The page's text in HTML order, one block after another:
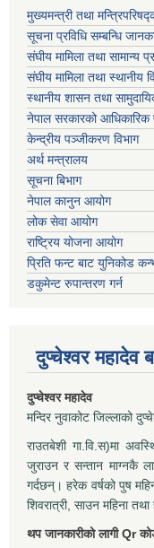
मुख्यमन्त्री तथा
सूचना प्रविधि सम्बन्धि
संघीय मामिला तथा सामान्य
संघीय मामिला तथा स्थानीय
स्थानीय शासन तथा
नेपाल सरकारको आधिकारिक
केन्द्रीय पञ्जीकरण विभाग
अर्थ मन्त्रालय
सूचना बिभाग
नेपाल कानुन आयोग
लोक सेवा आयोग
राष्ट्रिय योजना आयोग
प्रिति फन्ट बाट युनिकोड
डकुमेन्ट रुपान्तरण गर्न
दुप्चेश्वर महादेव
दुप्चेश्वर महादेव
मन्दिर नुवाकोट जिल्लाको
राउतबेशी गा.वि.स)मा
जुराउन र सन्तान माग्नकै
गर्दछन्। हरेक वर्षको पुष
शिवरात्री, साउन महिना
थप जानकारीको लागी Qr